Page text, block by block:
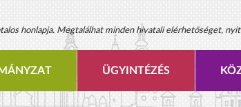
honlapja. Megtalálhat minden hivatali elérhetőséget,
ÜGYINTÉZÉS